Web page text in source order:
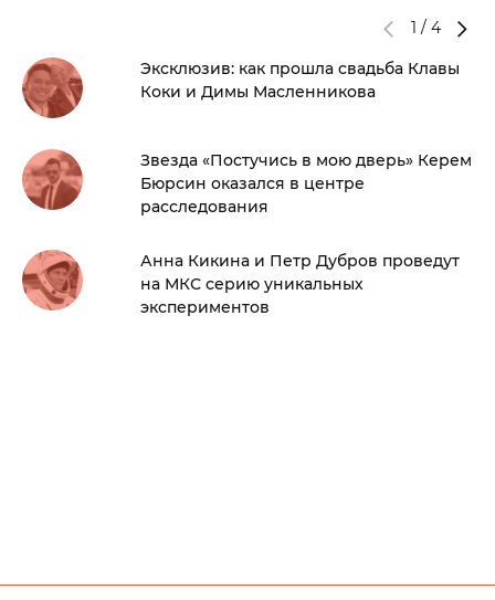
1 / 4
Эксклюзив: как прошла свадьба Клавы
Коки и Димы Масленникова
Звезда «Постучись в мою дверь» Керем
Бюрсин оказался в центре
расследования
Анна Кикина и Петр Дубров проведут
на МКС серию уникальных
экспериментов